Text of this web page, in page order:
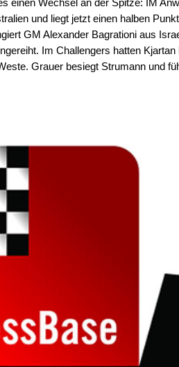
und liegt jetzt einen halben
GM Alexander Bagrationi aus
Im Challengers hatten
Grauer besiegt Strumann und